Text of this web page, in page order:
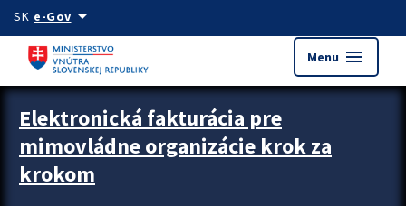
Preskocit na hlavný obsah
SK e-Govarrow_drop_down
Menu menu
Zastavit automatický posun upútavok
Elektronická fakturácia pre
mimovládne organizácie krok za
krokom